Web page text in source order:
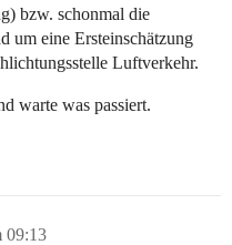
bzw. schonmal die
um eine Ersteinschätzung
Luftverkehr.
warte was passiert.
09:13